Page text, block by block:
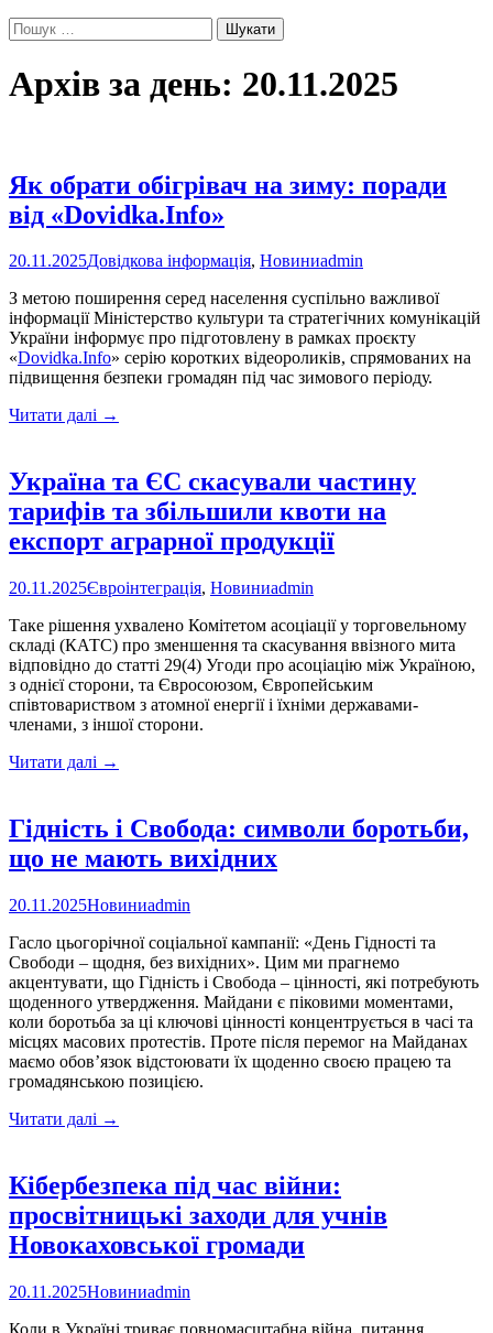
Пошук:
Архів за день: 20.11.2025
Як обрати обігрівач на зиму: поради
від «Dovidka.Info»
20.11.2025Довідкова інформація, Новиниadmin
З метою поширення серед населення суспільно важливої
інформації Міністерство культури та стратегічних комунікацій
України інформує про підготовлену в рамках проєкту
«Dovidka.Info» серію коротких відеороликів, спрямованих на
підвищення безпеки громадян під час зимового періоду.
Читати далі Як
на
зиму:
поради
від
«Dovidka.Info»
→
Україна та ЄС скасували частину
тарифів та збільшили квоти на
експорт аграрної продукції
20.11.2025Євроінтеграція, Новиниadmin
Таке рішення ухвалено Комітетом асоціації у торговельному
складі (КАТС) про зменшення та скасування ввізного мита
відповідно до статті 29(4) Угоди про асоціацію між Україною,
з однієї сторони, та Євросоюзом, Європейським
співтовариством з атомної енергії і їхніми державами-
членами, з іншої сторони.
Читати далі Україна
скасували
частину
тарифів
збільшили
квоти
на
експорт
аграрної
продукції
→
Гідність і Свобода: символи боротьби,
що не мають вихідних
20.11.2025Новиниadmin
Гасло цьогорічної соціальної кампанії: «День Гідності та
Свободи – щодня, без вихідних». Цим ми прагнемо
акцентувати, що Гідність і Свобода – цінності, які потребують
щоденного утвердження. Майдани є піковими моментами,
коли боротьба за ці ключові цінності концентрується в часі та
місцях масових протестів. Проте після перемог на Майданах
маємо обов’язок відстоювати їх щоденно своєю працею та
громадянською позицією.
Читати далі Гідність
боротьби,
що
мають
→
Кібербезпека під час війни:
просвітницькі заходи для учнів
Новокаховської громади
20.11.2025Новиниadmin
Коли в Україні триває повномасштабна війна, питання